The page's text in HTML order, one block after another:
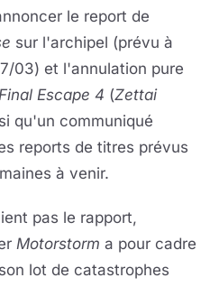
le report de
sur l'archipel (prévu à
03) et l'annulation pure
Escape 4 (Zettai
qu'un communiqué
reports de titres prévus
à venir.
pas le rapport,
Motorstorm a pour cadre
lot de catastrophes